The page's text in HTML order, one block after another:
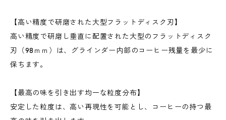
【高い精度で研磨された大型フラットディスク刃】
高い精度で研磨し垂直に配置された大型のフラットディスク
刃（98ｍｍ）は、グラインダー内部のコーヒー残量を最少に
保ちます。
【最高の味を引き出す均一な粒度分布】
安定した粒度は、高い再現性を可能とし、コーヒーの持つ最